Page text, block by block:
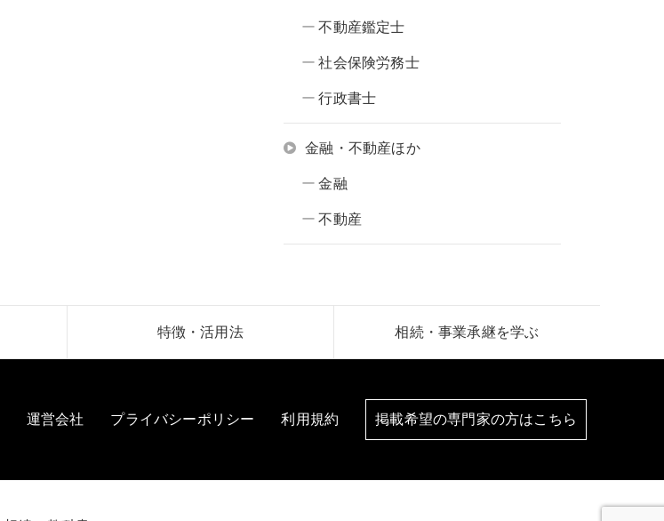
不動産鑑定士
社会保険労務士
行政書士
金融・不動産ほか
金融
不動産
特徴・活用法 相続・事業承継を学ぶ
運営会社 プライバシーポリシー 利用規約 掲載希望の専門家の方はこちら